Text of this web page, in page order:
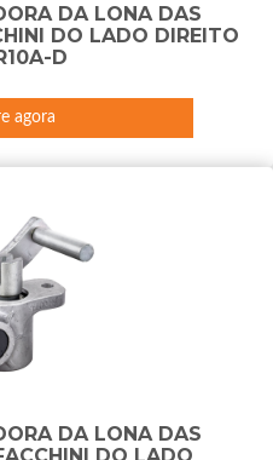
DA LONA DAS
DO LADO DIREITO
D
agora
DA LONA DAS
DO LADO